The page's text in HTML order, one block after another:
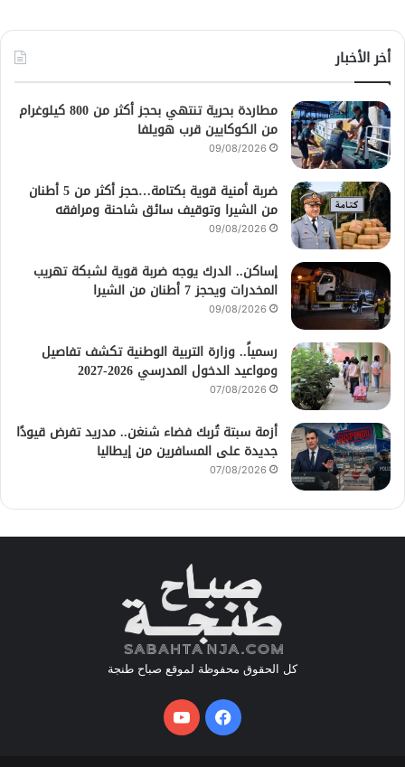
أخر الأخبار
مطاردة بحرية تنتهي بحجز أكثر من 800 كيلوغرام
من الكوكايين قرب هويلفا
09/08/2026
ضربة أمنية قوية بكتامة…حجز أكثر من 5 أطنان
من الشيرا وتوقيف سائق شاحنة ومرافقه
09/08/2026
إساكن.. الدرك يوجه ضربة قوية لشبكة تهريب
المخدرات ويحجز 7 أطنان من الشيرا
09/08/2026
رسمياً.. وزارة التربية الوطنية تكشف تفاصيل
ومواعيد الدخول المدرسي 2026-2027
07/08/2026
أزمة سبتة تُربك فضاء شنغن.. مدريد تفرض قيودًا
جديدة على المسافرين من إيطاليا
07/08/2026
كل الحقوق محفوظة لموقع صباح طنجة
فيسبوكيوتيوب